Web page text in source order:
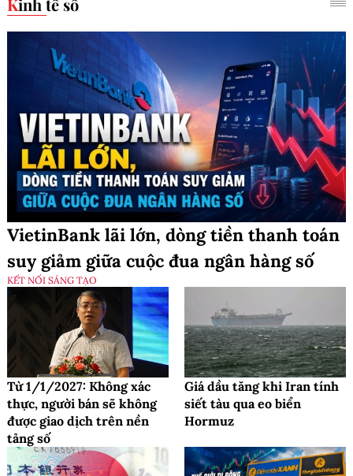
VietinBank lãi lớn, dòng tiền thanh toán
suy giảm giữa cuộc đua ngân hàng số
KẾT NỐI SÁNG TẠO
Từ 1/1/2027: Không xác
thực, người bán sẽ không
được giao dịch trên nền
tảng số
Giá dầu tăng khi Iran tính
siết tàu qua eo biển
Hormuz